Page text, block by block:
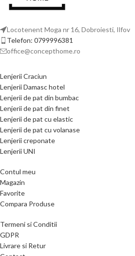
Locotenent Moga nr 16, Dobroiesti, Ilfov
Telefon: 0799996381
office@concepthome.ro
Lenjerii Craciun
Lenjerii Damasc hotel
Lenjerii de pat din bumbac
Lenjerii de pat din finet
Lenjerii de pat cu elastic
Lenjerii de pat cu volanase
Lenjerii creponate
Lenjerii UNI
Contul meu
Magazin
Favorite
Compara Produse
Termeni si Conditii
GDPR
Livrare si Retur